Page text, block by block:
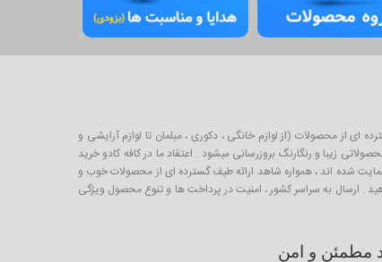
و فروش طیف گسترده ای از محصولات (از لوازم خانگی ، دکوری ، مبلمان تا لوازم آرایشی و
زیبا و رنگارنگ بروزرسانی میشود . اعتقاد ما در کافه کادو خرید
ایرانی است که از طریق صندوق کارآفرینی امید ، حمایت شده اند ، همواره شاهد ارائه طیف گسترده ای از محصولات خوب و
. ارسال به سراسر کشور ، امنیت در پرداخت ها و تنوع محصول ویژگی
مطمئن و امن